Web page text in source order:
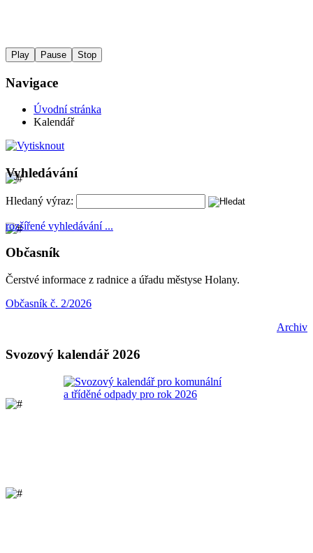
Play Pause Stop
Navigace
Úvodní stránka
Kalendář
Vyhledávání
Hledaný výraz:
rozšířené vyhledávání ...
Občasník
Čerstvé informace z radnice a úřadu městyse Holany.
Občasník č. 2/2026
Archiv
Svozový kalendář 2026